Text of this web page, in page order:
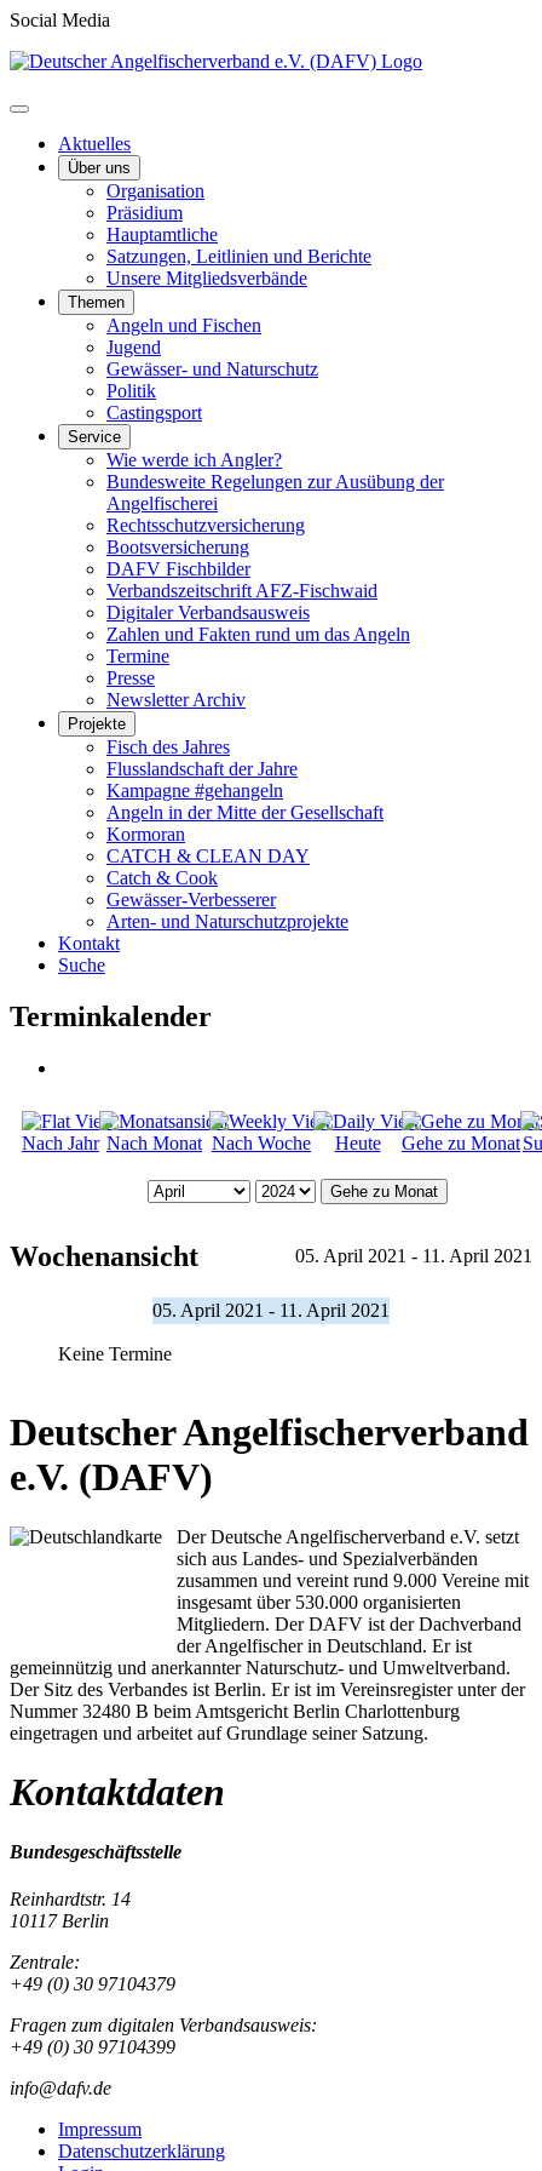
Social Media
Aktuelles
Über uns
Organisation
Präsidium
Hauptamtliche
Satzungen, Leitlinien und Berichte
Unsere Mitgliedsverbände
Themen
Angeln und Fischen
Jugend
Gewässer- und Naturschutz
Politik
Castingsport
Service
Wie werde ich Angler?
Bundesweite Regelungen zur Ausübung der
Angelfischerei
Rechtsschutzversicherung
Bootsversicherung
DAFV Fischbilder
Verbandszeitschrift AFZ-Fischwaid
Digitaler Verbandsausweis
Zahlen und Fakten rund um das Angeln
Termine
Presse
Newsletter Archiv
Projekte
Fisch des Jahres
Flusslandschaft der Jahre
Kampagne #gehangeln
Angeln in der Mitte der Gesellschaft
Kormoran
CATCH & CLEAN DAY
Catch & Cook
Gewässer-Verbesserer
Arten- und Naturschutzprojekte
Kontakt
Suche
Terminkalender
Nach Jahr Nach Monat Nach Woche Heute Gehe zu Monat
Gehe zu Monat
Wochenansicht 05. April 2021 - 11. April 2021
05. April 2021 - 11. April 2021
Keine Termine
Deutscher Angelfischerverband
e.V. (DAFV)
Der Deutsche Angelfischerverband e.V. setzt
sich aus Landes- und Spezialverbänden
zusammen und vereint rund 9.000 Vereine mit
insgesamt über 530.000 organisierten
Mitgliedern. Der DAFV ist der Dachverband
der Angelfischer in Deutschland. Er ist
gemeinnützig und anerkannter Naturschutz- und Umweltverband.
Der Sitz des Verbandes ist Berlin. Er ist im Vereinsregister unter der
Nummer 32480 B beim Amtsgericht Berlin Charlottenburg
eingetragen und arbeitet auf Grundlage seiner Satzung.
Kontaktdaten
Bundesgeschäftsstelle
Reinhardtstr. 14
10117 Berlin
Zentrale:
+49 (0) 30 97104379
Fragen zum digitalen Verbandsausweis:
+49 (0) 30 97104399
info@dafv.de
Impressum
Datenschutzerklärung